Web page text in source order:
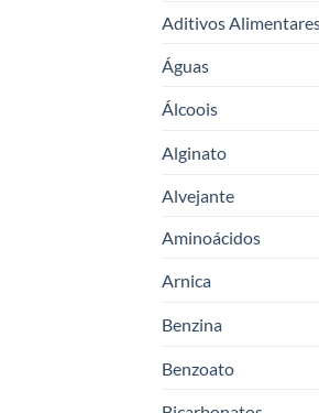
Aditivos
Águas
Álcoois
Alginato
Alvejante
Aminoácidos
Arnica
Benzina
Benzoato